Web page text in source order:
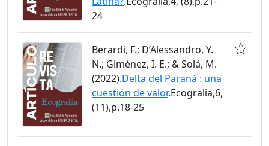
24
Berardi, F.; D’Alessandro, Y.
N.; Giménez, I. E.; & Solá, M.
(2022).Delta del Paraná : una
cuestión de valor.Ecogralia,6,
(11),p.18-25